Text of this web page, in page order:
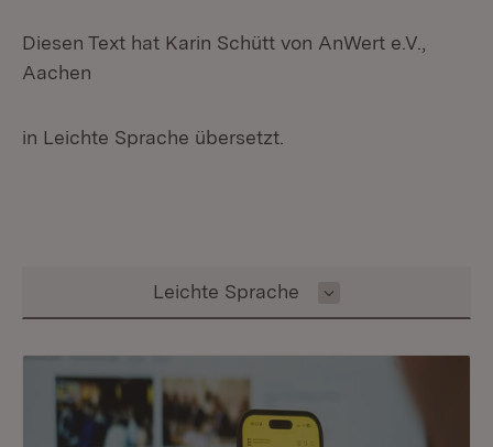
Diesen Text hat Karin Schütt von AnWert e.V.,
Aachen
in Leichte Sprache übersetzt.
Inhalt auswählen
Leichte Sprache